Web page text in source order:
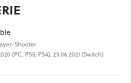
Shooter
(PC, PS5, PS4), 23.06.2021 (Switch)